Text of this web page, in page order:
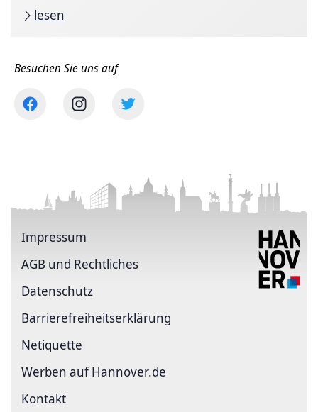
lesen
Besuchen Sie uns auf
Impressum
AGB und Rechtliches
Datenschutz
Barriere­freiheits­erklärung
Netiquette
Werben auf Hannover.de
Kontakt